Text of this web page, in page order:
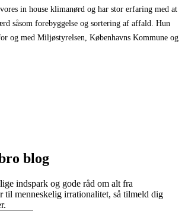
in house klimanørd og har stor erfaring med at
såsom forebyggelse og sortering af affald. Hun
og med Miljøstyrelsen, Københavns Kommune og
blog
indspark og gode råd om alt fra
til menneskelig irrationalitet, så tilmeld dig